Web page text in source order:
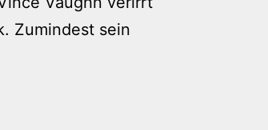
Zumindest sein